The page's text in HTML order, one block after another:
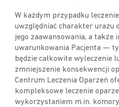
W każdym przypadku
uwzględniać charakter urazu
jego zaawansowania, a także
uwarunkowania Pacjenta —
będzie całkowite wyleczenie
zmniejszenie konsekwencji
Centrum Leczenia Oparzeń
kompleksowe leczenie
wykorzystaniem m.in.